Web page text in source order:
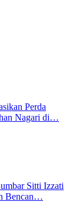
Perda
Nagari di…
Sitti Izzati
Bencan…